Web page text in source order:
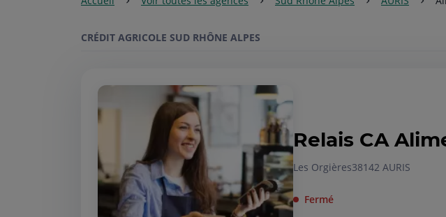
CRÉDIT AGRICOLE SUD RHÔNE ALPES
Relais CA
Les Orgières38142 AURIS
Fermé